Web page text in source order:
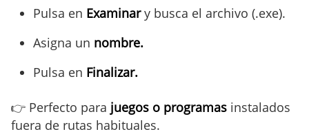
Pulsa en Examinary busca el archivo (.exe).
Asigna un nombre.
Pulsa en Finalizar.
👉 Perfecto para juegos o programas instalados
fuera de rutas habituales.